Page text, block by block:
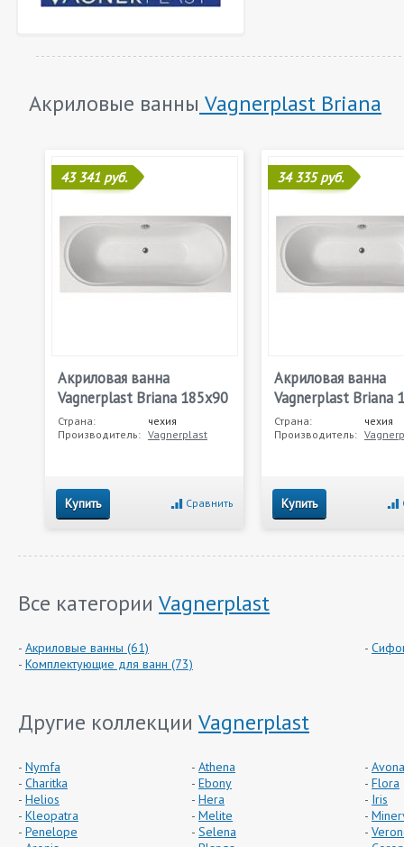
Акриловые ванны Vagnerplast Briana
43 341 руб.
Акриловая ванна
Vagnerplast Briana 185x90
Страна:
чехия
Производитель: Vagnerplast
Купить Сравнить
34 335 руб.
Акриловая ванна
Vagnerplast Briana
Страна:
чехия
Производитель:
Купить
Все категории Vagnerplast
Акриловые ванны (61)
Комплектующие для ванн (73)
Другие коллекции Vagnerplast
Nymfa Athena
Avona
Charitka
Ebony
Flora
Helios
Hera
Iris
Kleopatra
Melite
Penelope
Selena